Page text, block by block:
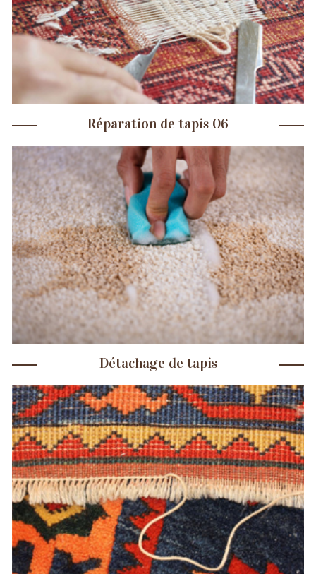
Réparation de tapis 06
Détachage de tapis